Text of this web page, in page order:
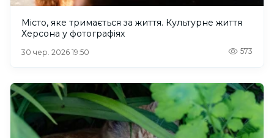
Місто, яке тримається за життя. Культурне життя
Херсона у фотографіях
30 чер. 2026 19:50 573